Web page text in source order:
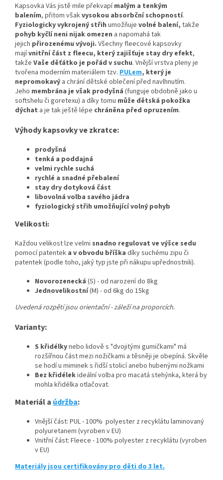
Kapsovka Vás jistě mile překvapímalým a tenkým
balením, přitom všakvysokou absorbční schopností.
Fyziologicky vykrojený střih umožňuje volné balení, takže
pohyb kyčlí neni nijak omezen a napomahá tak
jejich přirozenému vývoji. Všechny fleecové kapsovky
majívnitřní část z fleecu, který zajišťuje stay dry efekt,
takže Vaše děťátko je pořád v suchu. Vnější vrstva pleny je
tvořena moderním materiálem tzv. PULem, který je
nepromokavý a chrání dětské oblečení před navlhnutím.
Jeho membrána je však prodyšná (funguje obdobně jako u
softshelu či goretexu) a díky tomu může dětská pokožka
dýchat a je tak ještě lépe chráněna před opruzením.
Výhody kapsovky ve zkratce:
prodyšná
tenká a poddajná
velmi rychle suchá
rychlé a snadné přebalení
stay dry dotyková část
libovolná volba savého jádra
fyziologický střih umožňující volný pohyb
Velikosti:
Každou velikost lze velmi snadno regulovat ve výšce sedu
pomocí patentek a v obvodu bříška díky suchému zipu či
patentek (podle toho, jaký typ jste při nákupu upřednostnili).
Novorozenecká (S) - od narození do 8kg
Jednovelikostní(M) - od 6kg do 15kg
Uvedená rozpětí jsou orientační - záleží na proporcích.
Varianty:
S křidélkynebo lidově s "dvojitými gumičkami" má
rozšířnou část mezi nožičkami a těsněji je obepíná. Skvěle
se hodí u miminek s řidší stolicí anebo hubenými nožkami
Bez křidélekideální volba pro macatá stehýnka, která by
mohla křidélka otlačovat.
Materiál a údržba:
Vnější část: PUL - 100% polyester z recyklátu laminovaný
polyuretanem (vyroben v EU)
Vnitřní část: Fleece - 100% polyester z recyklátu (vyroben
v EU)
Materiály jsou certifikovány pro děti do 3 let.